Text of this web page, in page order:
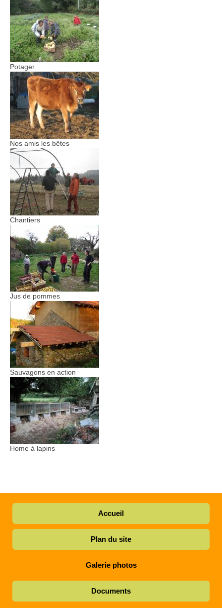
Potager
Nos amis les bêtes
Chantiers
Jus de pommes
Sauvagons en action
Home à lapins
Accueil
Plan du site
Galerie photos
Documents